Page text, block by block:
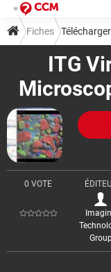
ITG
0 VOTE
Fiches Télécharger